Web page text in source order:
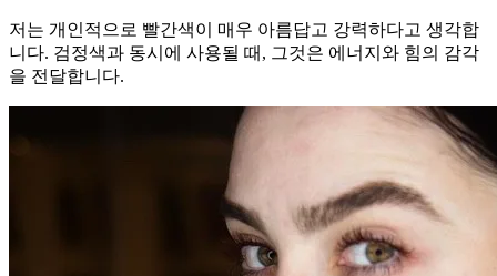
저는 개인적으로 빨간색이 매우 아름답고 강력하다고 생각합
니다. 검정색과 동시에 사용될 때, 그것은 에너지와 힘의 감각
을 전달합니다.